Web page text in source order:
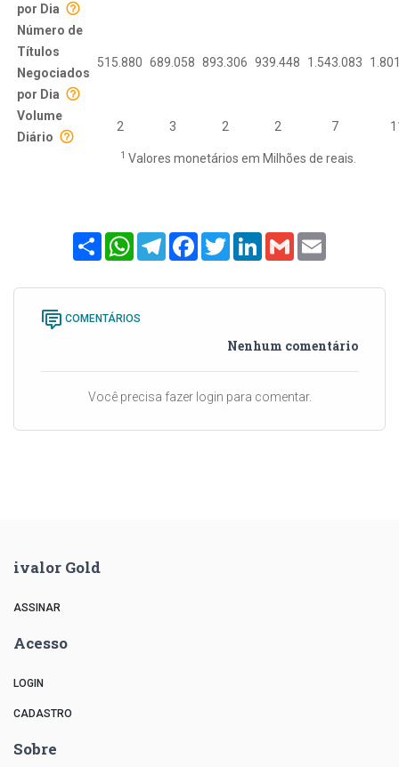
por Dia
Número de
Títulos
Negociados
por Dia
515.880 689.058 893.306 939.448 1.543.083
Volume
Diário
2 3 2 2 7
1 Valores monetários em Milhões de reais.
ShareWhatsAppTelegramFacebook
TwitterLinkedInGmail
COMENTÁRIOS
Nenhum comentário
Você precisa fazer login para comentar.
ivalor Gold
ASSINAR
Acesso
LOGIN
CADASTRO
Sobre